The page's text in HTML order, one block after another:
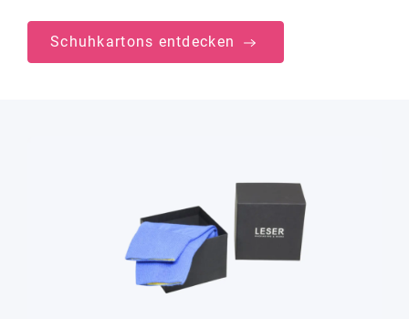
Schuhkartons entdecken